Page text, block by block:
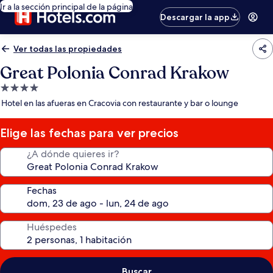
Ir a la sección principal de la página
Descargar la app
Ver todas las propiedades
Great Polonia Conrad Krakow
Propiedad
de
estrellas
Hotel en las afueras en Cracovia con restaurante y bar o lounge
Elige las fechas para ver precios
¿A dónde quieres ir?
Fechas
Huéspedes